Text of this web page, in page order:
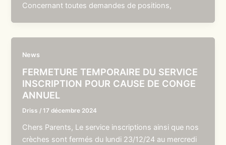
Concernant toutes demandes de positions,
News
FERMETURE TEMPORAIRE DU SERVICE
INSCRIPTION POUR CAUSE DE CONGE
ANNUEL
Driss /17 décembre 2024
Chers Parents, Le service inscriptions ainsi que nos
crèches sont fermés du lundi 23/12/24 au mercredi